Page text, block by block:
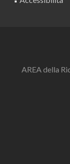
AREA della